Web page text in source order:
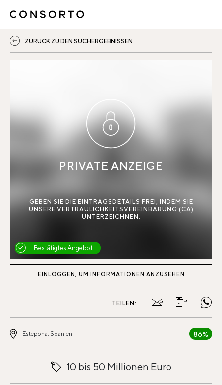
ZURÜCK ZU DEN SUCHERGEBNISSEN
Bestätigtes Angebot
PRIVATE ANZEIGE
GEBEN SIE DIE EINTRAGSDETAILS FREI, INDEM SIE
UNSERE VERTRAULICHKEITSVEREINBARUNG (CA)
UNTERZEICHNEN.
EINLOGGEN, UM INFORMATIONEN ANZUSEHEN
TEILEN:
Estepona, Spanien 86%
10 bis 50 Millionen Euro